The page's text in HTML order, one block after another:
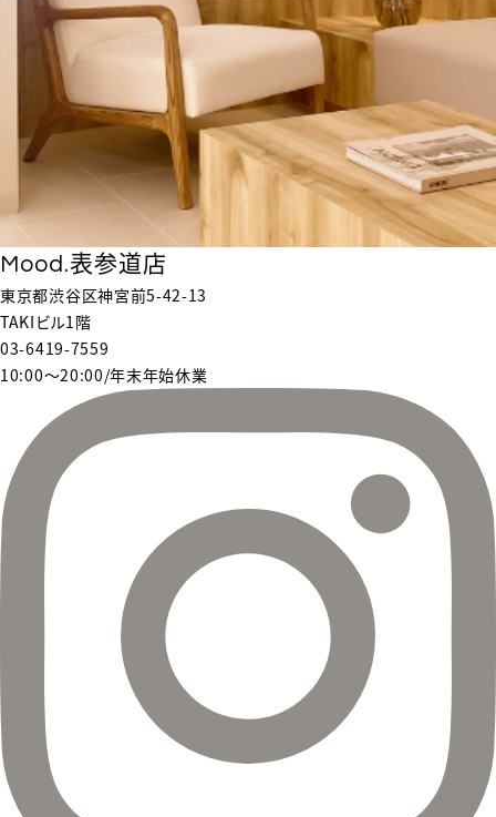
Mood.表参道店
東京都渋谷区神宮前5-42-13
TAKIビル1階
03-6419-7559
10:00〜20:00/年末年始休業